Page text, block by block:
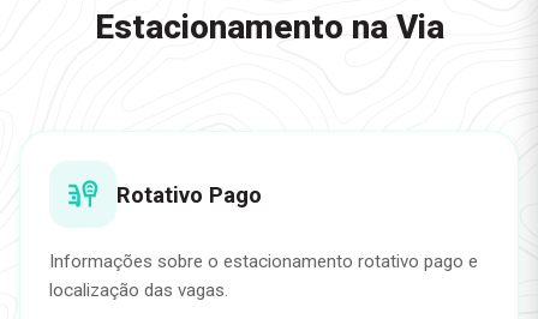
Estacionamento na Via
Rotativo Pago
Informações sobre o estacionamento rotativo pago e
localização das vagas.